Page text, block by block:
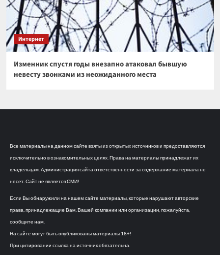
Интернет
Изменник спустя годы внезапно атаковал бывшую
невесту звонками из неожиданного места
Все материалы на данном сайте взяты из открытых источников и предоставляются
исключительно в ознакомительных целях. Права на материалы принадлежат их
владельцам. Администрация сайта ответственности за содержание материала не
несет. Сайт не является СМИ!
Если Вы обнаружили на нашем сайте материалы, которые нарушают авторские
права, принадлежащие Вам, Вашей компании или организации, пожалуйста,
сообщите нам.
На сайте могут быть опубликованы материалы 18+!
При цитировании ссылка на источник обязательна.